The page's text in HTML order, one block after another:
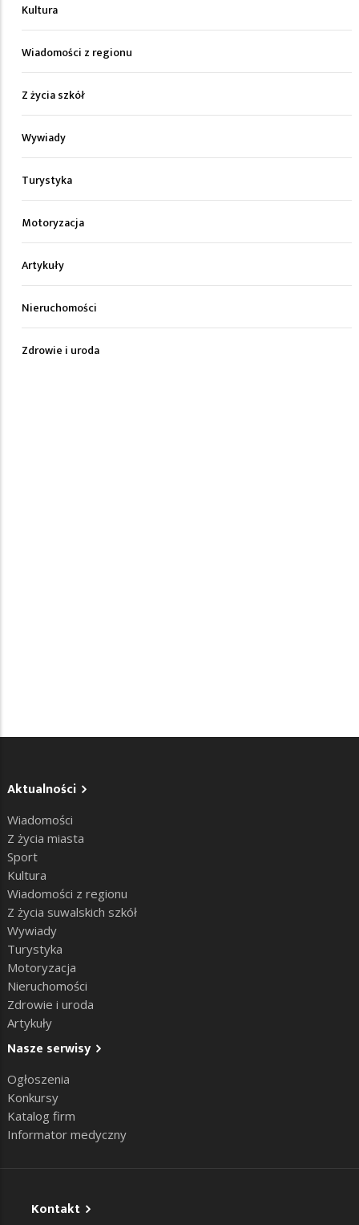
Kultura
Wiadomości z regionu
Z życia szkół
Wywiady
Turystyka
Motoryzacja
Artykuły
Nieruchomości
Zdrowie i uroda
Aktualności
Wiadomości
Z życia miasta
Sport
Kultura
Wiadomości z regionu
Z życia suwalskich szkół
Wywiady
Turystyka
Motoryzacja
Nieruchomości
Zdrowie i uroda
Artykuły
Nasze serwisy
Ogłoszenia
Konkursy
Katalog firm
Informator medyczny
Kontakt